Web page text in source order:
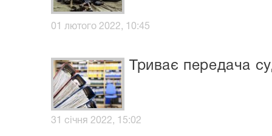
01 лютого 2022, 10:45
Триває передача
31 січня 2022, 15:02